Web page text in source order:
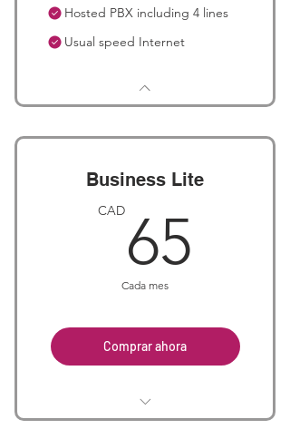
Hosted PBX including 4 lines
Usual speed Internet
Business Lite
CAD 65
Cada mes
Comprar ahora